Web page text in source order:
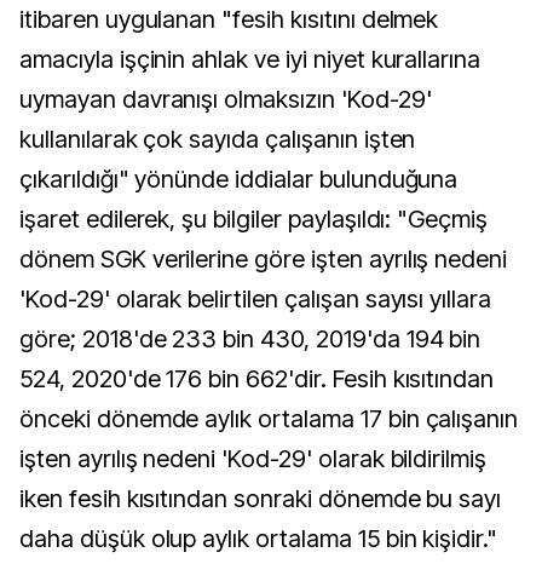
itibaren uygulanan "fesih kısıtını delmek
amacıyla işçinin ahlak ve iyi niyet kurallarına
uymayan davranışı olmaksızın 'Kod-29'
kullanılarak çok sayıda çalışanın işten
çıkarıldığı" yönünde iddialar bulunduğuna
işaret edilerek, şu bilgiler paylaşıldı: "Geçmiş
dönem SGK verilerine göre işten ayrılış nedeni
'Kod-29' olarak belirtilen çalışan sayısı yıllara
göre; 2018'de 233 bin 430, 2019'da 194 bin
524, 2020'de 176 bin 662'dir. Fesih kısıtından
önceki dönemde aylık ortalama 17 bin çalışanın
işten ayrılış nedeni 'Kod-29' olarak bildirilmiş
iken fesih kısıtından sonraki dönemde bu sayı
daha düşük olup aylık ortalama 15 bin kişidir."